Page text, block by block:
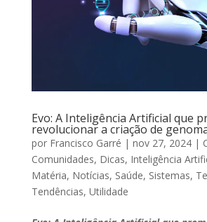
Evo: A Inteligência Artificial que
revolucionar a criação de
por Francisco Garré | nov 27, 2024|
Comunidades, Dicas, Inteligência
Matéria, Notícias, Saúde, Sistemas,
Tendências, Utilidade